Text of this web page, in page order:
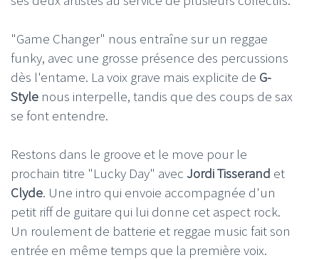
"Game Changer" nous entraîne sur un reggae
funky, avec une grosse présence des percussions
dès l'entame. La voix grave mais explicite de G-
Style nous interpelle, tandis que des coups de sax
se font entendre.
Restons dans le groove et le move pour le
prochain titre "Lucky Day" avec Jordi Tisserand et
Clyde. Une intro qui envoie accompagnée d'un
petit riff de guitare qui lui donne cet aspect rock.
Un roulement de batterie et reggae music fait son
entrée en même temps que la première voix.